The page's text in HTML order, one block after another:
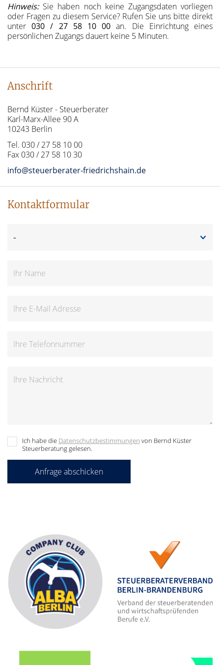
Hinweis:Sie haben noch keine Zugangsdaten vorliegen
oder Fragen zu diesem Service? Rufen Sie uns bitte direkt
unter030 / 27 58 10 00an. Die Einrichtung eines
persönlichen Zugangs dauert keine 5 Minuten.
Anschrift
Bernd Küster - Steuerberater
Karl-Marx-Allee 90 A
10243 Berlin
Tel. 030 / 27 58 10 00
Fax 030 / 27 58 10 30
info@steuerberater-friedrichshain.de
Kontaktformular
Ich habe die Datenschutzbestimmungen von Bernd Küster
Steuerberatung gelesen.
Anfrage abschicken